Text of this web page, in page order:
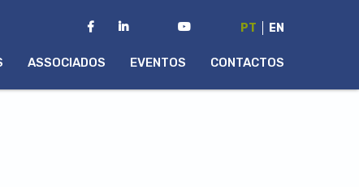
PT EN
ASSOCIADOS EVENTOS CONTACTOS